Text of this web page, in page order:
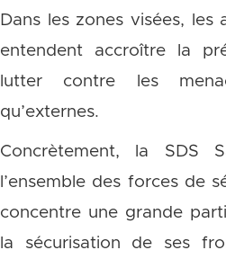
Dans les zones visées, les
entendent accroître la
lutter contre les
qu’externes.
Concrètement, la SDS
l’ensemble des forces de
concentre une grande
la sécurisation de ses